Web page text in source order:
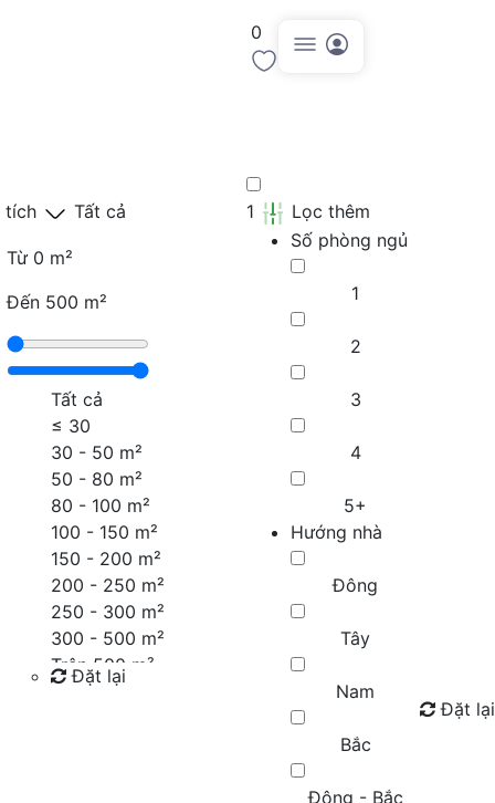
0
tích Tất cả
Từ 0 m²
Đến 500 m²
Tất cả
≤ 30
30 - 50 m²
50 - 80 m²
80 - 100 m²
100 - 150 m²
150 - 200 m²
200 - 250 m²
250 - 300 m²
300 - 500 m²
Trên 500 m²
Đặt lại
1
Lọc thêm
Số phòng ngủ
1
2
3
4
5+
Hướng nhà
Đông
Tây
Nam
Bắc
Đông - Bắc
Đặt lại